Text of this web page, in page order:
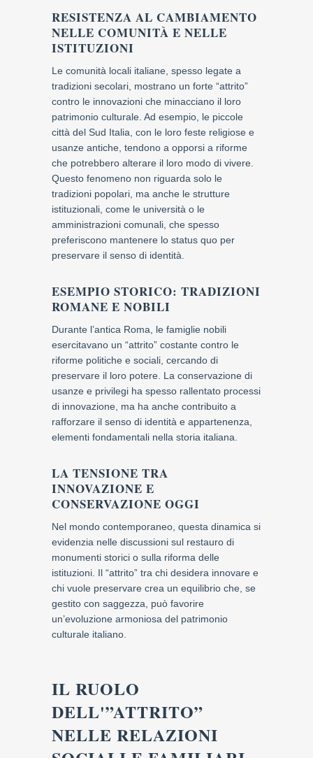
RESISTENZA AL CAMBIAMENTO
NELLE COMUNITÀ E NELLE
ISTITUZIONI
Le comunità locali italiane, spesso legate a
tradizioni secolari, mostrano un forte “attrito”
contro le innovazioni che minacciano il loro
patrimonio culturale. Ad esempio, le piccole
città del Sud Italia, con le loro feste religiose e
usanze antiche, tendono a opporsi a riforme
che potrebbero alterare il loro modo di vivere.
Questo fenomeno non riguarda solo le
tradizioni popolari, ma anche le strutture
istituzionali, come le università o le
amministrazioni comunali, che spesso
preferiscono mantenere lo status quo per
preservare il senso di identità.
ESEMPIO STORICO: TRADIZIONI
ROMANE E NOBILI
Durante l’antica Roma, le famiglie nobili
esercitavano un “attrito” costante contro le
riforme politiche e sociali, cercando di
preservare il loro potere. La conservazione di
usanze e privilegi ha spesso rallentato processi
di innovazione, ma ha anche contribuito a
rafforzare il senso di identità e appartenenza,
elementi fondamentali nella storia italiana.
LA TENSIONE TRA
INNOVAZIONE E
CONSERVAZIONE OGGI
Nel mondo contemporaneo, questa dinamica si
evidenzia nelle discussioni sul restauro di
monumenti storici o sulla riforma delle
istituzioni. Il “attrito” tra chi desidera innovare e
chi vuole preservare crea un equilibrio che, se
gestito con saggezza, può favorire
un’evoluzione armoniosa del patrimonio
culturale italiano.
IL RUOLO
DELL'”ATTRITO”
NELLE RELAZIONI